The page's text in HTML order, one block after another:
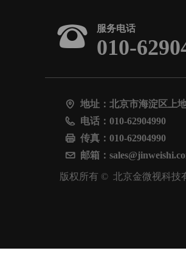
뀰 服务电话
010-
地址： 北京市海淀区上
电话： 010-62904990
传真： 010-62904990
邮箱：
版权所有 © 北京金微视科技